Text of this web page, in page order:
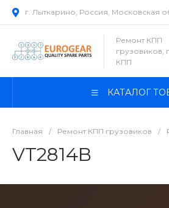
г. Лыткарино, Россия, Московская
Ремонт КПП
грузовиков,
КПП
КАТАЛОГ
Главная / Ремонт КПП грузовиков /
VT2814B